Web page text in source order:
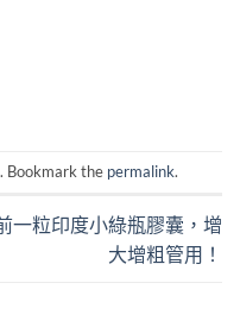
. Bookmark the permalink.
一粒印度小綠瓶膠囊，增
大增粗管用！